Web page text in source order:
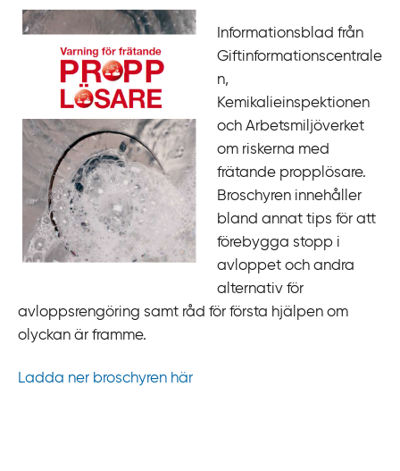
Informationsblad från
Giftinformationscentrale
n,
Kemikalieinspektionen
och Arbetsmiljöverket
om riskerna med
frätande propplösare.
Broschyren innehåller
bland annat tips för att
förebygga stopp i
avloppet och andra
alternativ för
avloppsrengöring samt råd för första hjälpen om
olyckan är framme.
Ladda ner broschyren här